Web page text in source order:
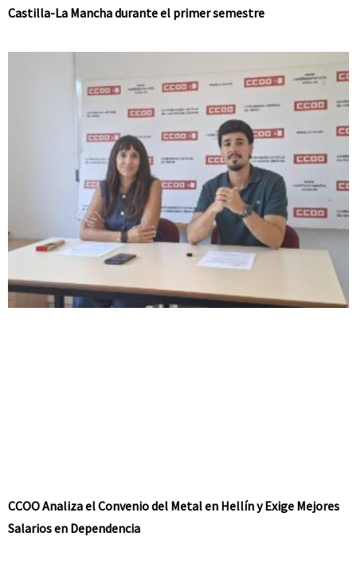
Castilla-La Mancha durante el primer semestre
CCOO Analiza el Convenio del Metal en Hellín y Exige Mejores
Salarios en Dependencia